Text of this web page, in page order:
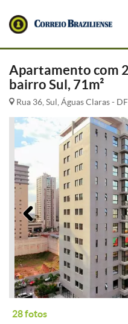
Apartamento com
bairro Sul, 71m²
Rua 36, Sul, Águas Claras - DF
Anterior
28 fotos